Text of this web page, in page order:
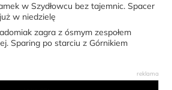
w Szydłowcu bez tajemnic. Spacer
w niedzielę
zagra z ósmym zespołem
Sparing po starciu z Górnikiem